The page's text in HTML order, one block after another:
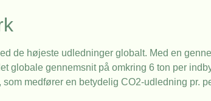
de højeste udledninger globalt. Med en
globale gennemsnit på omkring 6 ton per
medfører en betydelig CO2-udledning pr.